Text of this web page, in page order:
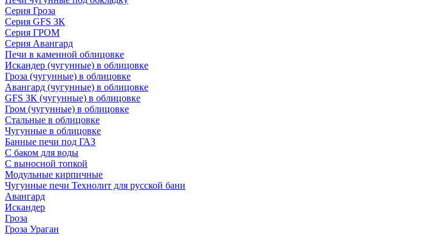
Серия Гроза
Серия GFS ЗК
Серия ГРОМ
Серия Авангард
Печи в каменной облицовке
Искандер (чугунные) в облицовке
Гроза (чугунные) в облицовке
Авангард (чугунные) в облицовке
GFS ЗК (чугунные) в облицовке
Гром (чугунные) в облицовке
Стальные в облицовке
Чугунные в облицовке
Банные печи под ГАЗ
С баком для воды
С выносной топкой
Модульные кирпичные
Чугунные печи Технолит для русской бани
Авангард
Искандер
Гроза
Гроза Ураган